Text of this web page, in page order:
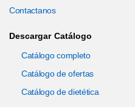
Contactanos
Descargar Catálogo
Catálogo completo
Catálogo de ofertas
Catálogo de dietética